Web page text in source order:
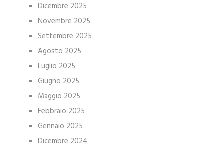
Dicembre 2025
Novembre 2025
Settembre 2025
Agosto 2025
Luglio 2025
Giugno 2025
Maggio 2025
Febbraio 2025
Gennaio 2025
Dicembre 2024